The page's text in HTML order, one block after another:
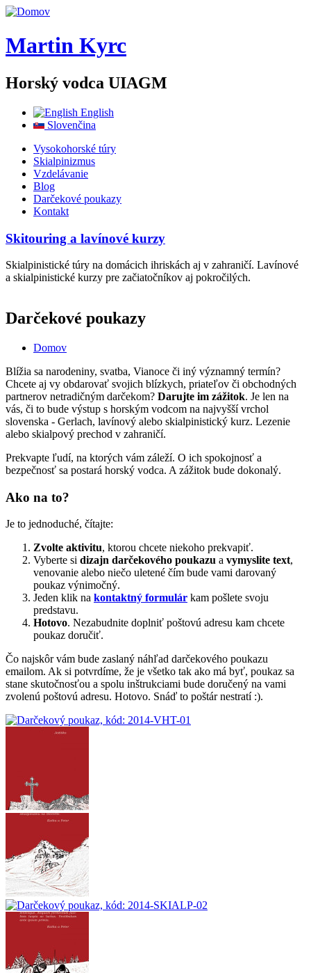
Skočiť na hlavný obsah
Martin Kyrc
Horský vodca UIAGM
English
Slovenčina
Vysokohorské túry
Skialpinizmus
Vzdelávanie
Blog
Darčekové poukazy
Kontakt
Skitouring a lavínové kurzy
Skialpinistické túry na domácich ihriskách aj v zahraničí. Lavínové
a skialpinistické kurzy pre začiatočníkov aj pokročilých.
Darčekové poukazy
Nachádzate sa tu
Domov
Blížia sa narodeniny, svatba, Vianoce či iný významný termín?
Chcete aj vy obdarovať svojich blízkych, priateľov či obchodných
partnerov netradičným darčekom? Darujte im zážitok. Je len na
vás, či to bude výstup s horským vodcom na najvyšší vrchol
slovenska - Gerlach, lavínový alebo skialpinistický kurz. Lezenie
alebo skialpový prechod v zahraničí.
Prekvapte ľudí, na ktorých vám záleží. O ich spokojnosť a
bezpečnosť sa postará horský vodca. A zážitok bude dokonalý.
Ako na to?
Je to jednoduché, čítajte:
Zvolte aktivitu, ktorou chcete niekoho prekvapiť.
Vyberte si dizajn darčekového poukazu a vymyslite text,
venovanie alebo niečo uletené čím bude vami darovaný
poukaz výnimočný.
Jeden klik na kontaktný formulár kam pošlete svoju
predstavu.
Hotovo. Nezabudnite doplniť poštovú adresu kam chcete
poukaz doručiť.
Čo najskôr vám bude zaslaný náhľad darčekového poukazu
emailom. Ak si potvrdíme, že je všetko tak ako má byť, poukaz sa
stane skutočnosťou a spolu inštrukciami bude doručený na vami
zvolenú poštovú adresu. Hotovo. Snáď to poštár nestratí :).